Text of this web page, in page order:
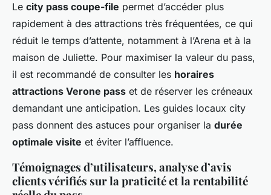
Le city pass coupe-file permet d’accéder plus
rapidement à des attractions très fréquentées, ce qui
réduit le temps d’attente, notamment à l’Arena et à la
maison de Juliette. Pour maximiser la valeur du pass,
il est recommandé de consulter les horaires
attractions Verone pass et de réserver les créneaux
demandant une anticipation. Les guides locaux city
pass donnent des astuces pour organiser la durée
optimale visite et éviter l’affluence.
Témoignages d’utilisateurs, analyse d’avis
clients vérifiés sur la praticité et la rentabilité